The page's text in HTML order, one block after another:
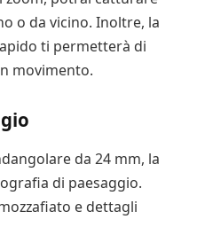
o da vicino. Inoltre, la
ti permetterà di
movimento.
da 24 mm, la
di paesaggio.
e dettagli